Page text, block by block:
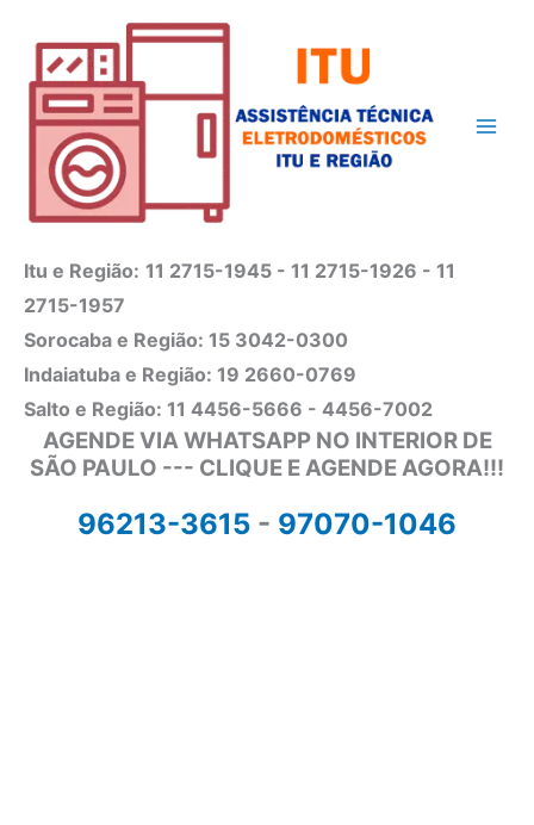
conteúdo
Itu e Região: 11 2715-1945 - 11 2715-1926 - 11
2715-1957
Sorocaba e Região: 15 3042-0300
Indaiatuba e Região: 19 2660-0769
Salto e Região: 11 4456-5666 - 4456-7002
AGENDE VIA WHATSAPP NO INTERIOR DE
SÃO PAULO --- CLIQUE E AGENDE AGORA!!!
96213-3615 - 97070-1046